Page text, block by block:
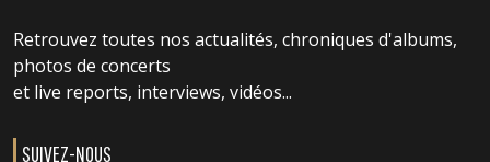
Retrouvez toutes nos actualités, chroniques d'albums,
photos de concerts
et live reports, interviews, vidéos...
SUIVEZ-NOUS